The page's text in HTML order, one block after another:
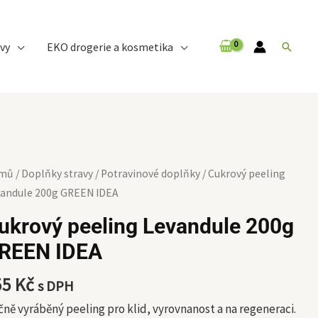
EKO drogerie a kosmetika Hledat
/ Doplňky stravy/ Potravinové doplňky/ Cukrový peeling
200g GREEN IDEA
peeling Levandule 200g
IDEA
Kčs DPH
vyráběný peeling pro klid, vyrovnanost a na regeneraci.